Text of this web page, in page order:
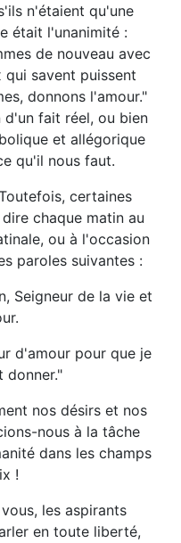
n'étaient qu'une
était l'unanimité :
de nouveau avec
savent puissent
donnons l'amour."
fait réel, ou bien
et allégorique
qu'il nous faut.
certaines
chaque matin au
ou à l'occasion
paroles suivantes :
Seigneur de la vie et
d'amour pour que je
donner."
nos désirs et nos
nous à la tâche
dans les champs
!
les aspirants
en toute liberté,